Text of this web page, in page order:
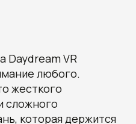
Daydream VR
любого.
жесткого
сложного
которая держится